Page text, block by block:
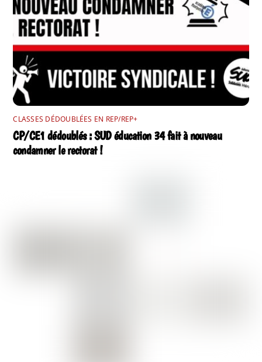
CLASSES DÉDOUBLÉES EN REP/REP+
CP/CE1 dédoublés : SUD éducation 34 fait à nouveau
condamner le rectorat !